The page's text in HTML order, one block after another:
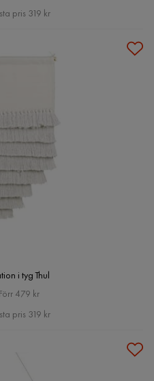
Prispris 319 kr
i tyg Thul
Pris
Original
Pris
Förr 479 kr
pris 319 kr